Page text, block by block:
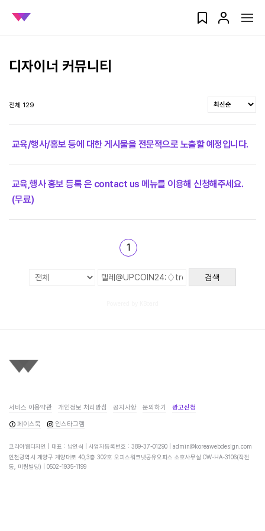
디자이너 커뮤니티
전체 129
교육/행사/홍보 등에 대한 게시물을 전문적으로 노출할 예정입니다.
교육,행사 홍보 등록 은 contact us 메뉴를 이용해 신청해주세요.
(무료)
1
검색
서비스 이용약관 개인정보 처리방침 공지사항 문의하기 광고신청
페이스북 인스타그램
코리아웹디자인 | 대표 : 남인식 | 사업자등록번호 : 389-37-01290 | admin@koreawebdesign.com
인천광역시 계양구 계양대로 40,3층 302호 오피스워크넷공유오피스 소호사무실 OW-HA-3106(작전
동, 미림빌딩) | 0502-1935-1199